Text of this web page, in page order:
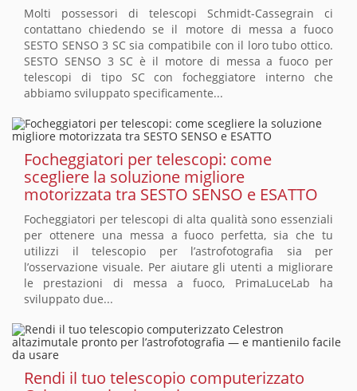
Molti possessori di telescopi Schmidt-Cassegrain ci
contattano chiedendo se il motore di messa a fuoco
SESTO SENSO 3 SC sia compatibile con il loro tubo ottico.
SESTO SENSO 3 SC è il motore di messa a fuoco per
telescopi di tipo SC con focheggiatore interno che
abbiamo sviluppato specificamente...
Focheggiatori per telescopi: come
scegliere la soluzione migliore
motorizzata tra SESTO SENSO e ESATTO
Focheggiatori per telescopi di alta qualità sono essenziali
per ottenere una messa a fuoco perfetta, sia che tu
utilizzi il telescopio per l’astrofotografia sia per
l’osservazione visuale. Per aiutare gli utenti a migliorare
le prestazioni di messa a fuoco, PrimaLuceLab ha
sviluppato due...
Rendi il tuo telescopio computerizzato